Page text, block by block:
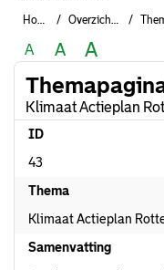
Home Overzichten
A A A
Klimaat Actieplan
ID
43
Thema
Klimaat Actieplan
Samenvatting